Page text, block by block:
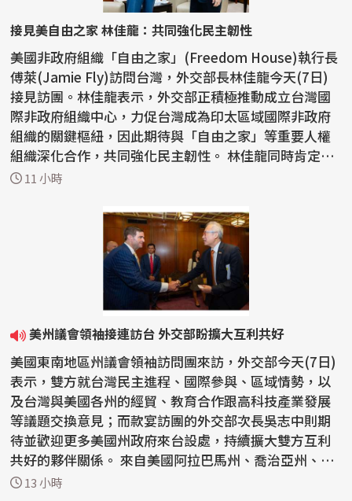
接見美自由之家 林佳龍：共同強化民主韌性
美國非政府組織「自由之家」(Freedom House)執行長
傅萊(Jamie Fly)訪問台灣，外交部長林佳龍今天(7日)
接見訪團。林佳龍表示，外交部正積極推動成立台灣國
際非政府組織中心，力促台灣成為印太區域國際非政府
組織的關鍵樞紐，因此期待與「自由之家」等重要人權
組織深化合作，共同強化民主韌性。 林佳龍同時肯定
「自由之...
11 小時
美州議會領袖接連訪台 外交部盼擴大互利共好
美國東南地區州議會領袖訪問團來訪，外交部今天(7日)
表示，雙方就台灣民主進程、國際參與、區域情勢，以
及台灣與美國各州的經貿、教育合作跟高科技產業發展
等議題交換意見；而款宴訪團的外交部次長吳志中則期
待並歡迎更多美國州政府來台設處，持續擴大雙方互利
共好的夥伴關係。 來自美國阿拉巴馬州、喬治亞州、肯
塔基...
13 小時